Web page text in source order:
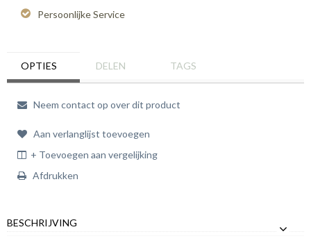
Persoonlijke Service
OPTIES DELEN TAGS
Neem contact op over dit product
Aan verlanglijst toevoegen
+ Toevoegen aan vergelijking
Afdrukken
BESCHRIJVING